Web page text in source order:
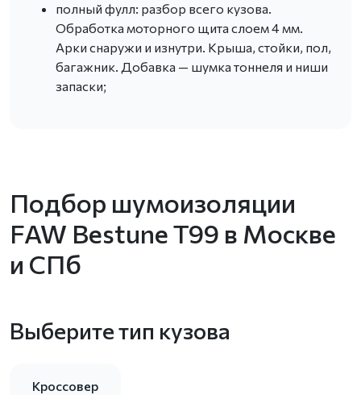
полный фулл: разбор всего кузова.
Обработка моторного щита слоем 4 мм.
Арки снаружи и изнутри. Крыша, стойки, пол,
багажник. Добавка — шумка тоннеля и ниши
запаски;
Подбор шумоизоляции
FAW Bestune T99 в Москве
и СПб
Выберите тип кузова
Кроссовер